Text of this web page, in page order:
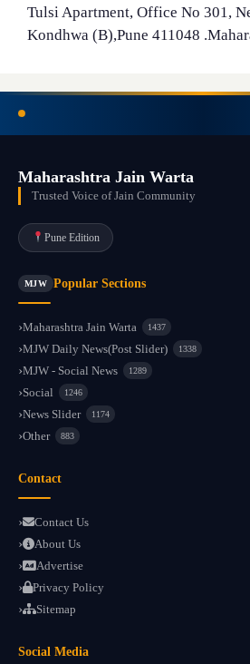
Tulsi Apartment, Office No 301,
Kondhwa (B),Pune 411048
Maharashtra Jain Warta
Trusted Voice of Jain Community
Pune Edition
MJW Popular Sections
Maharashtra Jain Warta 1437
MJW Daily News(Post Slider) 1338
MJW - Social News 1289
Social 1246
News Slider 1174
Other 883
Contact
Contact Us
About Us
Advertise
Privacy Policy
Sitemap
Social Media